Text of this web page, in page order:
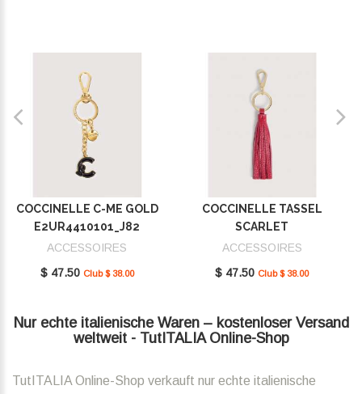
COCCINELLE C-ME GOLD
E2UR4410101_J82
ACCESSOIRES
$ 47.50 Club $ 38.00
COCCINELLE TASSEL
SCARLET
E2MU0410101_R02
ACCESSOIRES
$ 47.50 Club $ 38.00
Nur echte italienische Waren – kostenloser Versand
weltweit - TutITALIA Online-Shop
TutITALIA Online-Shop verkauft nur echte italienische